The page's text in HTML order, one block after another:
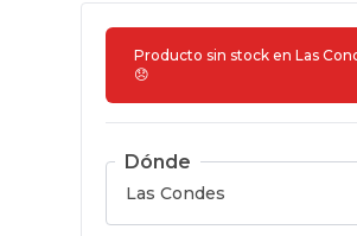
Producto sin stock en Las
😞
Dónde